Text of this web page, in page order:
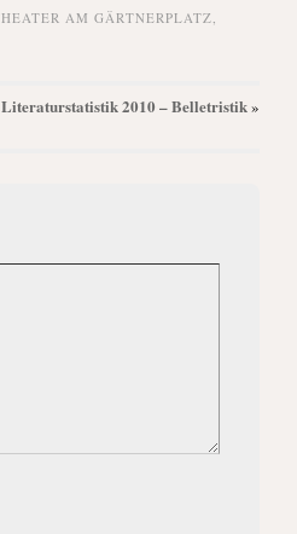
AM GÄRTNERPLATZ,
Literaturstatistik 2010 – Belletristik»